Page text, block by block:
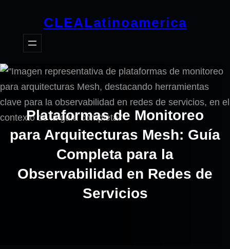
contenido
CLEALatinoamerica
Plataformas de Monitoreo
para Arquitecturas Mesh: Guía
Completa para la
Observabilidad en Redes de
Servicios